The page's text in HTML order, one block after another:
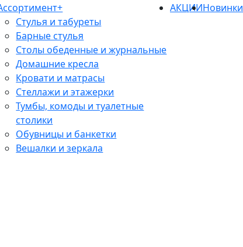
Стулья и табуреты
Барные стулья
Столы обеденные и журнальные
Домашние кресла
Кровати и матрасы
Стеллажи и этажерки
Тумбы, комоды и туалетные
столики
Обувницы и банкетки
Вешалки и зеркала
АКЦИИНовинки